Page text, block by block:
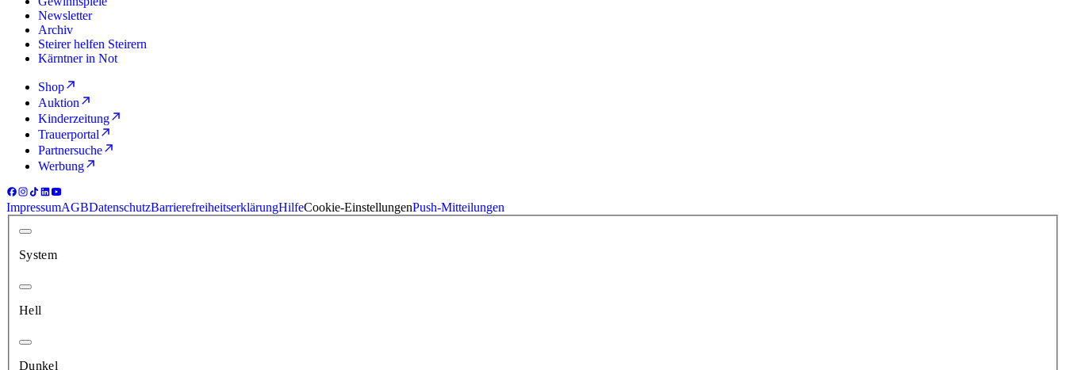
Newsletter
Archiv
Steirer helfen Steirern
Kärntner in Not
Shop
Auktion
Kinderzeitung
Trauerportal
Partnersuche
Werbung
ImpressumAGBDatenschutzBarrierefreiheitserklärungHilfeCookie-EinstellungenPush-Mitteilungen
System
Hell
Dunkel